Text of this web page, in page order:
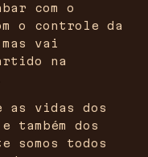
com o
o controle da
vai
na
as vidas dos
dos
somos todos